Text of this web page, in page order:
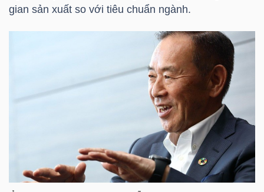
gian sản xuất so với tiêu chuẩn ngành.
THIẾT